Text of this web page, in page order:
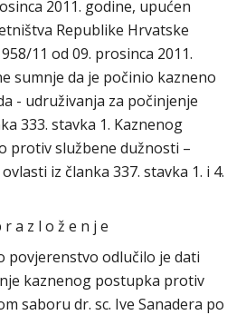
2011. godine, upućen
Republike Hrvatske
11 od 09. prosinca 2011.
sumnje da je počinio kazneno
- udruživanja za počinjenje
333. stavka 1. Kaznenog
protiv službene dužnosti –
iz članka 337. stavka 1. i 4.
r a z l o ž e n j e
povjerenstvo odlučilo je dati
kaznenog postupka protiv
saboru dr. sc. Ive Sanadera po